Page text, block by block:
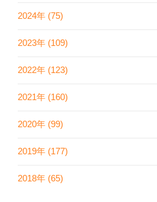
2024年 (75)
2023年 (109)
2022年 (123)
2021年 (160)
2020年 (99)
2019年 (177)
2018年 (65)